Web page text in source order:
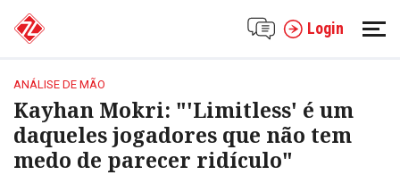
Login
ANÁLISE DE MÃO
Kayhan Mokri: "'Limitless' é um
daqueles jogadores que não tem
medo de parecer ridículo"